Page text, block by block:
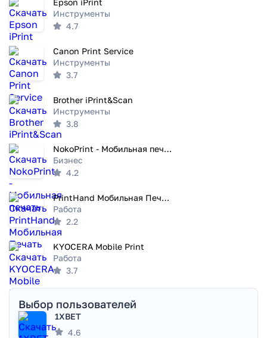
Epson iPrint
Инструменты
4.7
Canon Print Service
Инструменты
3.7
Brother iPrint&Scan
Инструменты
3.8
NokoPrint - Мобильная печать
Бизнес
4.2
PrintHand Мобильная Печать
Работа
2.2
KYOCERA Mobile Print
Работа
3.7
Выбор пользователей
1XBET
4.6